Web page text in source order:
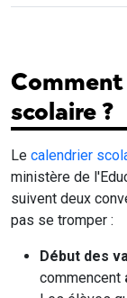
scolaire ?
Le calendrier
ministère de
suivent deux
pas se tromper :
Début des
commencent